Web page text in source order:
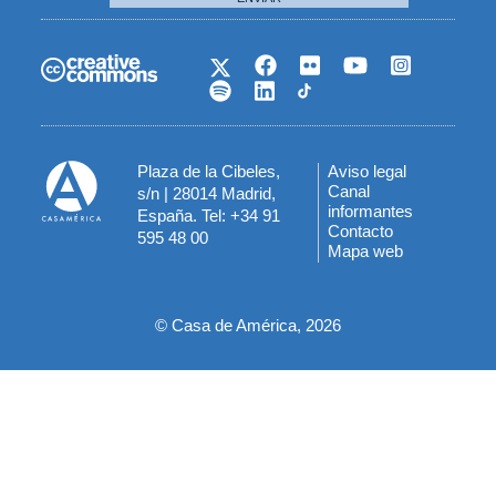
Plaza de la Cibeles,
s/n | 28014 Madrid,
España. Tel: +34 91
595 48 00
Menú
del
pie
Aviso legal
Canal
informantes
Contacto
Mapa web
© Casa de América, 2026